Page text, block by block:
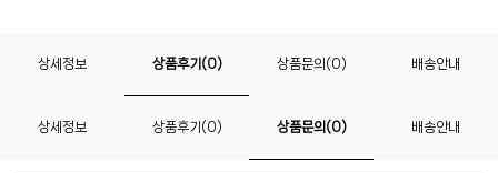
상세정보 상품후기(0) 상품문의(0) 배송안내
상세정보 상품후기(0) 상품문의(0) 배송안내